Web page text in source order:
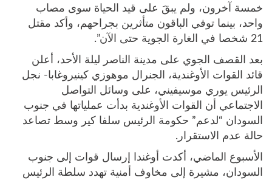
خمسة آخرون، ولم يبقَ على قيد الحياة سوى مصاب
واحد، بينما توفي الباقون متأثرين بجراحهم، وأكد مقتل
21 شخصا في الغارة الجوية حتى الآن”.
بعد القصف الجوي على مدينة الناصر ليلة الأحد، أعلن
قائد القوات الأوغندية، الجنرال موهوزي كينيروغابا- نجل
الرئيس يوري موسيفيني، على وسائل التواصل
الاجتماعي أن القوات الأوغندية بدأت عملياتها في جنوب
السودان “لدعم” حكومة الرئيس سلفا كير وسط تصاعد
حالة عدم الاستقرار.
الأسبوع الماضي، أكدت أوغندا إرسال قوات إلى جنوب
السودان، مشيرة إلى مخاوف أمنية تهدد سلطة الرئيس